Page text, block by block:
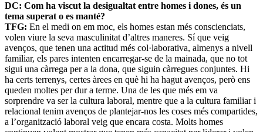
DC: Com ha viscut la desigualtat entre homes i dones, és un
tema superat o es manté?
TFG: En el medi on em moc, els homes estan més conscienciats,
volen viure la seva masculinitat d’altres maneres. Sí que veig
avenços, que tenen una actitud més col·laborativa, almenys a nivell
familiar, els pares intenten encarregar-se de la mainada, que no tot
sigui una càrrega per a la dona, que siguin càrregues conjuntes. Hi
ha certs terrenys, certes àrees en què hi ha hagut avenços, però ens
queden moltes per dur a terme. Una de les que més em va
sorprendre va ser la cultura laboral, mentre que a la cultura familiar i
relacional tenim avenços de plantejar-nos les coses més compartides,
a l’organització laboral veig que encara costa. Molts homes